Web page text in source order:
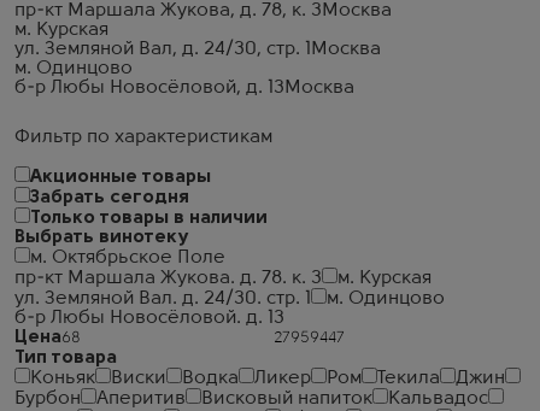
Фильтр по характеристикам
Акционные товары
Забрать сегодня
Только товары в наличии
Выбрать винотеку
м. Октябрьское Поле
пр-кт Маршала Жукова. д. 78. к. 3
м. Курская
ул. Земляной Вал. д. 24/30. стр. 1
м. Одинцово
б-р Любы Новосёловой. д. 13
Цена
Тип товара
Коньяк
Виски Водка Ликер Ром Текила
Джин
Бурбон
Аперитив Висковый напиток
Кальвадос
пр-кт Маршала Жукова, д. 78, к. 3 Москва
м. Курская
ул. Земляной Вал, д. 24/30, стр. 1
Москва
м. Одинцово
б-р Любы Новосёловой, д. 13 Москва